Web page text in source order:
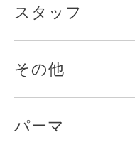
スタッフ
その他
パーマ